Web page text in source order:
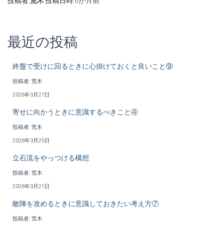
最近の投稿
終盤で受けに回るときに心掛けておくと良いこと⑨
投稿者: 荒木
2026年3月27日
寄せに向かうときに意識するべきこと④
投稿者: 荒木
2026年3月25日
立石流をやっつける構想
投稿者: 荒木
2026年3月21日
敵陣を攻めるときに意識しておきたい考え方⑦
投稿者: 荒木